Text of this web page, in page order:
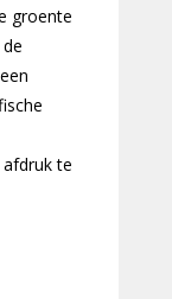
groente
te